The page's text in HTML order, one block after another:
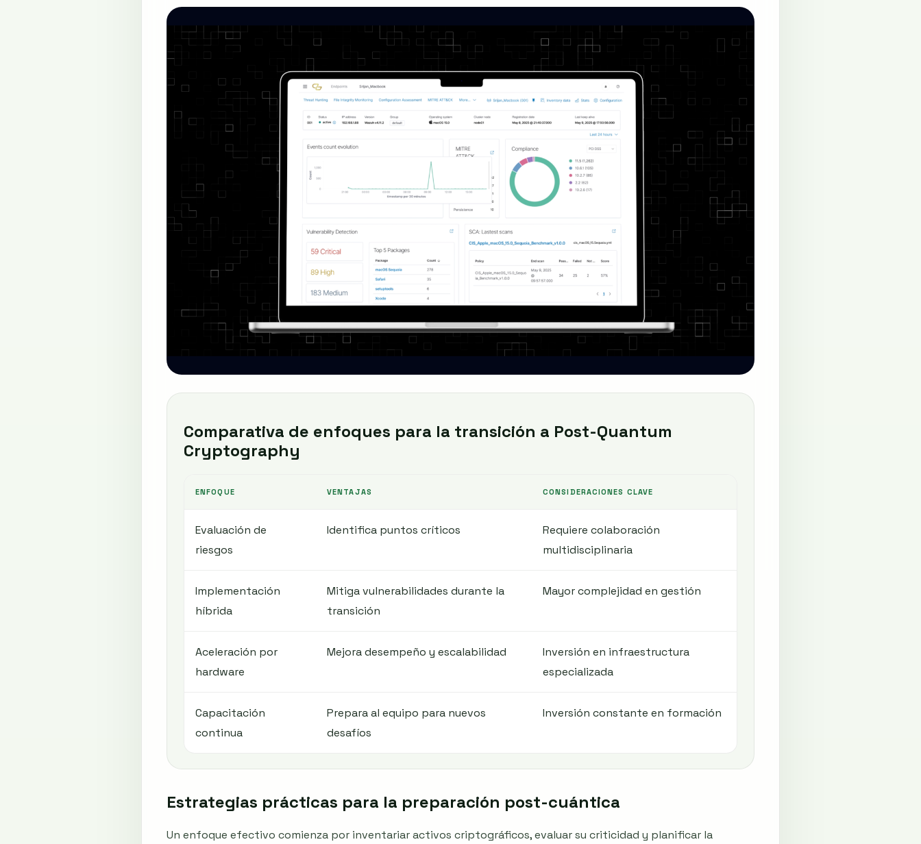
Comparativa de enfoques para la transición a Post-Quantum
Cryptography
ENFOQUE VENTAJAS CONSIDERACIONES CLAVE
Evaluación de
riesgos
Identifica puntos críticos
Requiere colaboración
multidisciplinaria
Implementación
híbrida
Mitiga vulnerabilidades durante la
transición
Mayor complejidad en gestión
Aceleración por
hardware
Mejora desempeño y escalabilidad
Inversión en infraestructura
especializada
Capacitación
continua
Prepara al equipo para nuevos
desafíos
Inversión constante en formación
Estrategias prácticas para la preparación post-cuántica
Un enfoque efectivo comienza por inventariar activos criptográficos, evaluar su criticidad y planificar la